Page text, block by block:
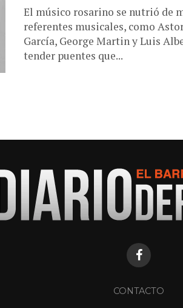
El músico rosarino se nutrió de
referentes musicales, como
García, George Martin y Luis
tender puentes que...
CONTACTO